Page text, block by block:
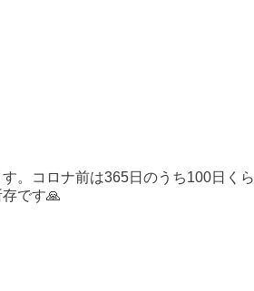
。コロナ前は365日のうち100日くら
です🙏